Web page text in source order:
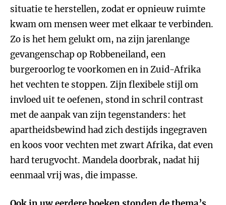
situatie te herstellen, zodat er opnieuw ruimte
kwam om mensen weer met elkaar te verbinden.
Zo is het hem gelukt om, na zijn jarenlange
gevangenschap op Robbeneiland, een
burgeroorlog te voorkomen en in Zuid-Afrika
het vechten te stoppen. Zijn flexibele stijl om
invloed uit te oefenen, stond in schril contrast
met de aanpak van zijn tegenstanders: het
apartheidsbewind had zich destijds ingegraven
en koos voor vechten met zwart Afrika, dat even
hard terugvocht. Mandela doorbrak, nadat hij
eenmaal vrij was, die impasse.